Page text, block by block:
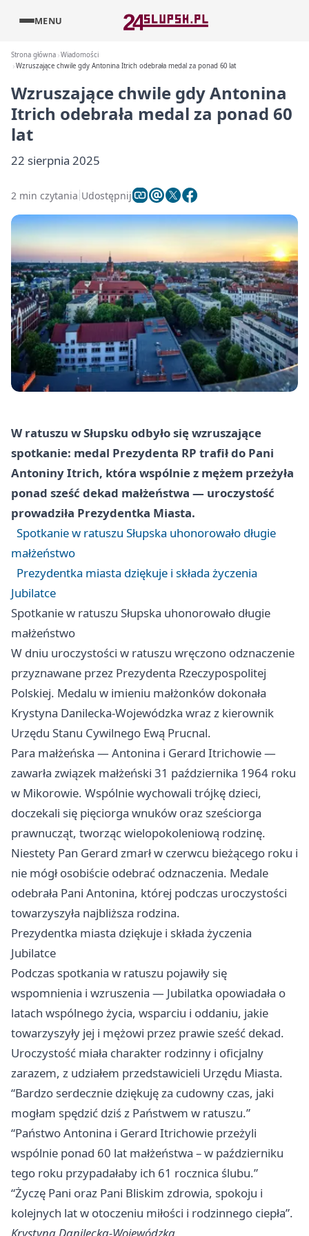
MENU
Strona główna Wiadomości
Wzruszające chwile gdy Antonina Itrich odebrała medal za ponad 60 lat
Wzruszające chwile gdy Antonina
Itrich odebrała medal za ponad 60
lat
22 sierpnia 2025
2 min czytania Udostępnij
W ratuszu w Słupsku odbyło się wzruszające
spotkanie: medal Prezydenta RP trafił do Pani
Antoniny Itrich, która wspólnie z mężem przeżyła
ponad sześć dekad małżeństwa — uroczystość
prowadziła Prezydentka Miasta.
Spotkanie w ratuszu Słupska uhonorowało długie
małżeństwo
Prezydentka miasta dziękuje i składa życzenia
Jubilatce
Spotkanie w ratuszu Słupska uhonorowało długie
małżeństwo
W dniu uroczystości w ratuszu wręczono odznaczenie
przyznawane przez Prezydenta Rzeczypospolitej
Polskiej. Medalu w imieniu małżonków dokonała
Krystyna Danilecka-Wojewódzka wraz z kierownik
Urzędu Stanu Cywilnego Ewą Prucnal.
Para małżeńska — Antonina i Gerard Itrichowie —
zawarła związek małżeński 31 października 1964 roku
w Mikorowie. Wspólnie wychowali trójkę dzieci,
doczekali się pięciorga wnuków oraz sześciorga
prawnucząt, tworząc wielopokoleniową rodzinę.
Niestety Pan Gerard zmarł w czerwcu bieżącego roku i
nie mógł osobiście odebrać odznaczenia. Medale
odebrała Pani Antonina, której podczas uroczystości
towarzyszyła najbliższa rodzina.
Prezydentka miasta dziękuje i składa życzenia
Jubilatce
Podczas spotkania w ratuszu pojawiły się
wspomnienia i wzruszenia — Jubilatka opowiadała o
latach wspólnego życia, wsparciu i oddaniu, jakie
towarzyszyły jej i mężowi przez prawie sześć dekad.
Uroczystość miała charakter rodzinny i oficjalny
zarazem, z udziałem przedstawicieli Urzędu Miasta.
“Bardzo serdecznie dziękuję za cudowny czas, jaki
mogłam spędzić dziś z Państwem w ratuszu.”
“Państwo Antonina i Gerard Itrichowie przeżyli
wspólnie ponad 60 lat małżeństwa – w październiku
tego roku przypadałaby ich 61 rocznica ślubu.”
“Życzę Pani oraz Pani Bliskim zdrowia, spokoju i
kolejnych lat w otoczeniu miłości i rodzinnego ciepła”.